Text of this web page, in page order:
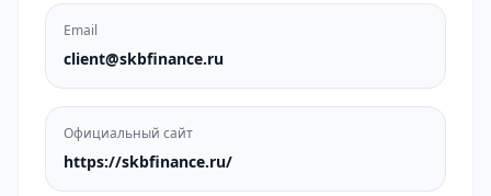
Email
client@skbfinance.ru
Официальный сайт
https://skbfinance.ru/